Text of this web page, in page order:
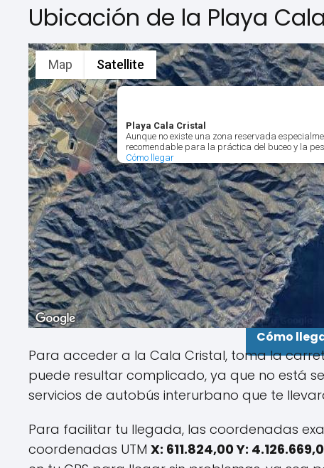
Ubicación de la Playa
Playa Cala Cristal
Aunque no existe una zona reservada
recomendable para la práctica del buceo y la
Cómo llegar
Map Satellite
Cómo
Para acceder a la Cala Cristal, toma la
puede resultar complicado, ya que no está
servicios de autobús interurbano que te
Para facilitar tu llegada, las coordenadas
coordenadas UTM X: 611.824,00 Y: